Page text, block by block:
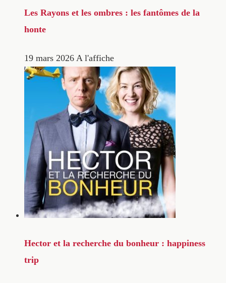
Les Rayons et les ombres : les fantômes de la
honte
19 mars 2026 A l'affiche
Hector et la recherche du bonheur : happiness
trip